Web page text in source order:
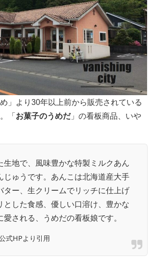
」より30年以上前から販売されている
「 お菓子のうめだ」の看板商品、いや
生地で、風味豊かな特製ミルクあん
じゅうです。あんこは北海道産大手
ター、生クリームでリッチに仕上げ
とした食感、優しい口溶け、豊かな
愛される、うめだの看板娘です。
式HPより引用